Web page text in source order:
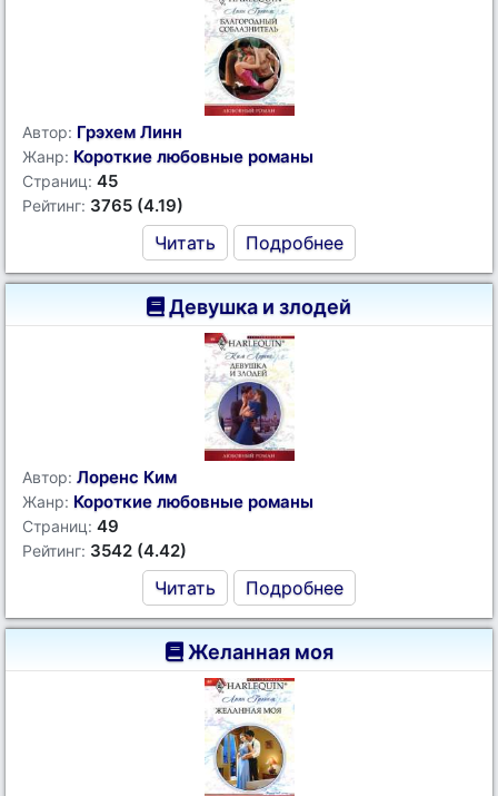
Автор: Грэхем Линн
Жанр: Короткие любовные романы
Страниц: 45
Рейтинг: 3765 (4.19)
Читать Подробнее
Девушка и злодей
Автор: Лоренс Ким
Жанр: Короткие любовные романы
Страниц: 49
Рейтинг: 3542 (4.42)
Читать Подробнее
Желанная моя